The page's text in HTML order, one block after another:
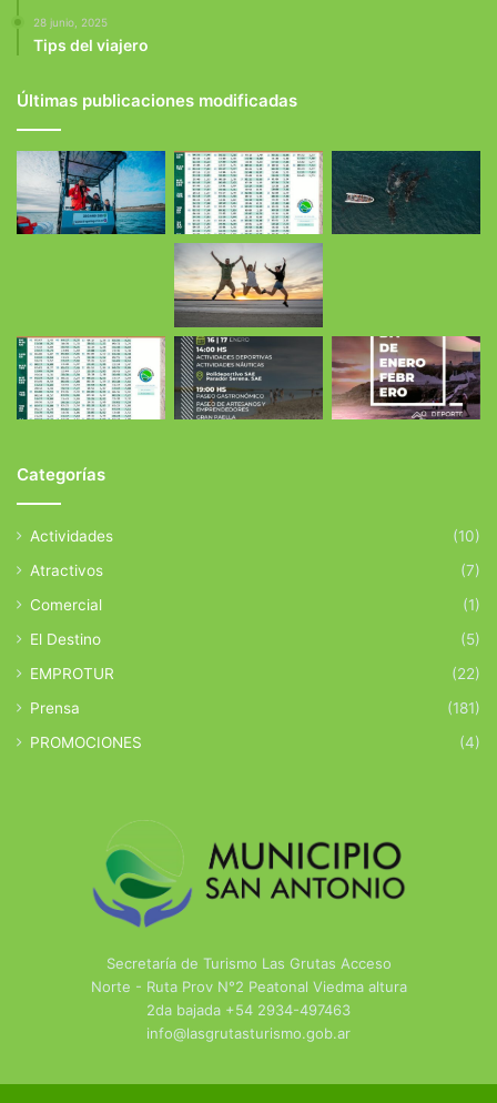
28 junio, 2025
Tips del viajero
Últimas publicaciones modificadas
Categorías
Actividades
(10)
Atractivos
(7)
Comercial
(1)
El Destino
(5)
EMPROTUR
(22)
Prensa
(181)
PROMOCIONES
(4)
Secretaría de Turismo Las Grutas Acceso
Norte - Ruta Prov N°2 Peatonal Viedma altura
2da bajada +54 2934-497463
info@lasgrutasturismo.gob.ar